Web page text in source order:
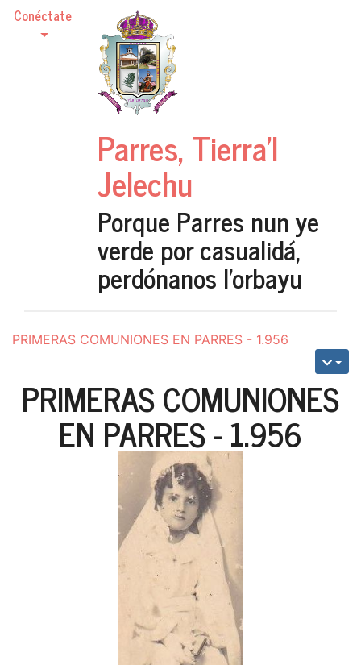
Conéctate
Parres, Tierra'l
Jelechu
Porque Parres nun ye
verde por casualidá,
perdónanos l'orbayu
PRIMERAS COMUNIONES EN PARRES - 1.956
PRIMERAS COMUNIONES
EN PARRES - 1.956